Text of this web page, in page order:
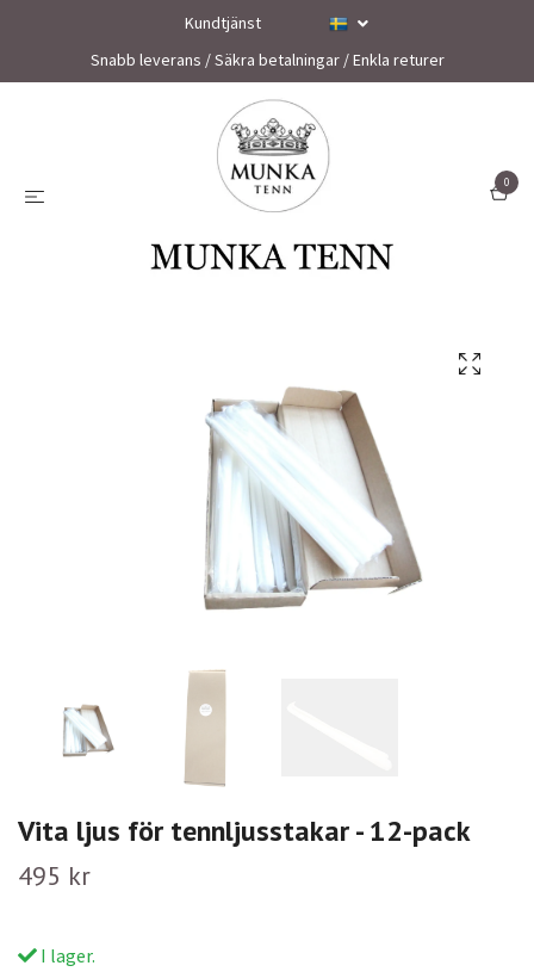
Kundtjänst
Snabb leverans / Säkra betalningar / Enkla returer
0
Vita ljus för tennljusstakar - 12-pack
495 kr
I lager.